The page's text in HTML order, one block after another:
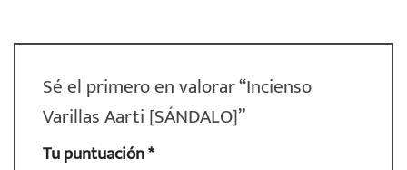
Sé el primero en valorar “Incienso
Varillas Aarti [SÁNDALO]”
Tu puntuación*